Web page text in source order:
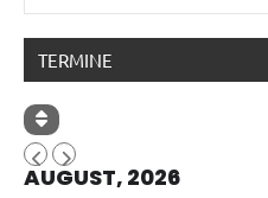
TERMINE
AUGUST, 2026